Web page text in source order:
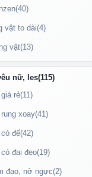
(40)
vật to dài(4)
vật(13)
nữ, les(115)
rẻ(11)
xoay(41)
đế(42)
đai đeo(19)
đạo, nở ngực(2)